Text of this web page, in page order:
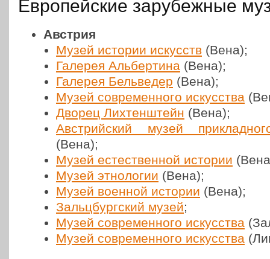
Европейские зарубежные
Австрия
Музей истории искусств (Вена);
Галерея Аль­бер­ти­на (Вена);
Галерея Бель­ве­дер (Вена);
Музей совре­мен­но­го искус­ства
Дворец Лих­тен­штейн (Вена);
Австрий­ский музей
(Вена);
Музей есте­ствен­ной истории
Музей этно­ло­гии (Вена);
Музей военной истории (Вена);
Зальц­бург­ский музей;
Музей совре­мен­но­го искус­ства
Музей совре­мен­но­го искус­ства